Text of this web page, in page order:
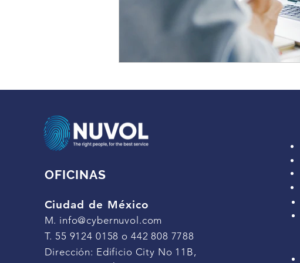
OFICINAS
Ciudad de México
M. info@cybernuvol.com
T. 55 9124 0158 o 442 808 7788
Dirección: Edificio City No 11B,